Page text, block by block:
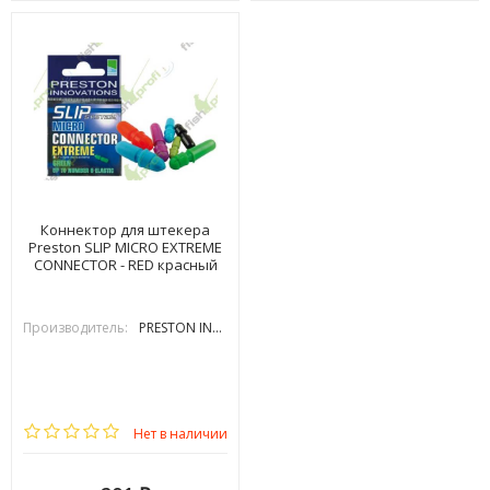
Коннектор для штекера
Preston SLIP MICRO EXTREME
CONNECTOR - RED красный
Производитель: PRESTON INOVATIONS
Нет в наличии